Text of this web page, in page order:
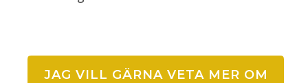
JAG VILL GÄRNA VETA MER OM